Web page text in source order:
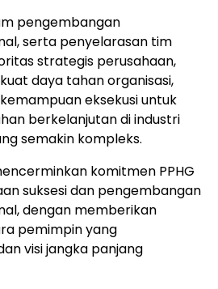
pengembangan
serta penyelarasan tim
strategis perusahaan,
daya tahan organisasi,
eksekusi untuk
berkelanjutan di industri
semakin kompleks.
komitmen PPHG
suksesi dan pengembangan
dengan memberikan
pemimpin yang
visi jangka panjang